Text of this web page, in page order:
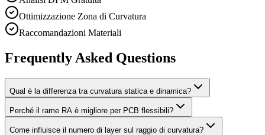
Ottimizzazione Zona di Curvatura
Raccomandazioni Materiali
Frequently Asked Questions
Qual è la differenza tra curvatura statica e dinamica?
Perché il rame RA è migliore per PCB flessibili?
Come influisce il numero di layer sul raggio di curvatura?